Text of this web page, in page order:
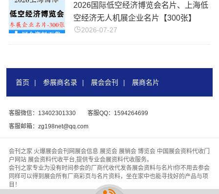
2026国际低空经济博览会名片、上海低
空经济无人机展企业名片【300张】
2026-07-27
首页 | 参展商名录 | 展会会刊 | 展商名片
客服微信：13402301330
客服QQ：1594264699
客服邮箱：zg198net@qq.com
会刊之家 火爆展会会刊网展会信息 展览会 展销会 博览会 中国展会资料代收门
户网站 展会资料代收平台,提供专业会展资料代收服务。
会刊之家专业为没有时间参会的厂商代收代发各展会资料与名片!你不用去参会
同样可以得到展会所有厂商彩页与名片资料，坐在家中也能寻找好的产品与项
目！